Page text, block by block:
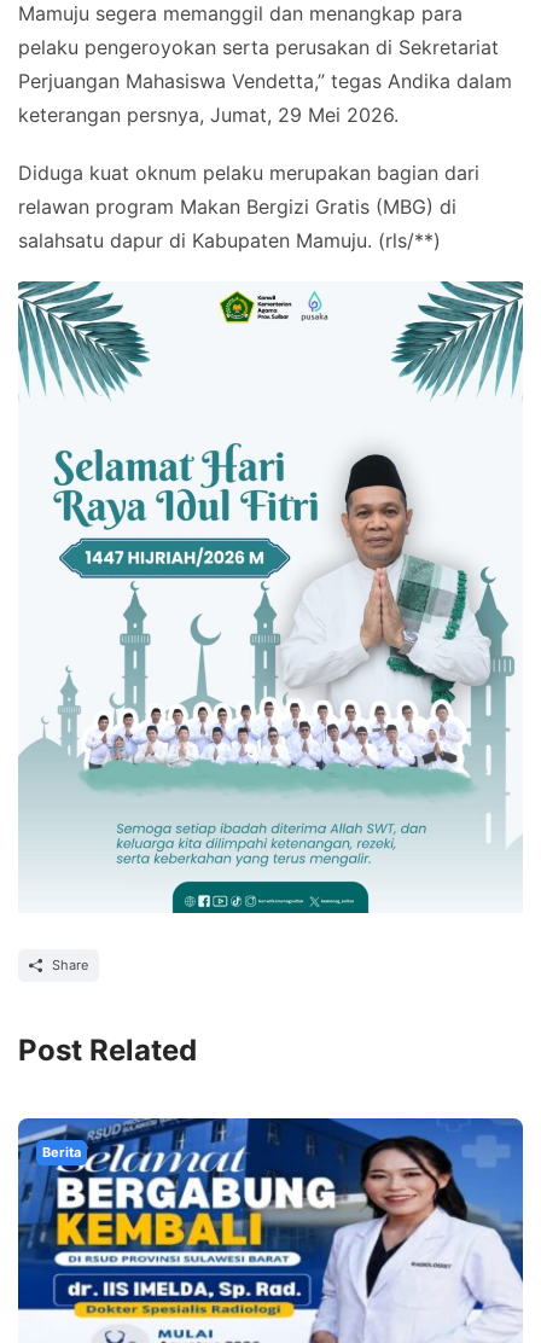
Mamuju segera memanggil dan menangkap para
pelaku pengeroyokan serta perusakan di Sekretariat
Perjuangan Mahasiswa Vendetta,” tegas Andika dalam
keterangan persnya, Jumat, 29 Mei 2026.
Diduga kuat oknum pelaku merupakan bagian dari
relawan program Makan Bergizi Gratis (MBG) di
salahsatu dapur di Kabupaten Mamuju. (rls/**)
Share
Post Related
Berita